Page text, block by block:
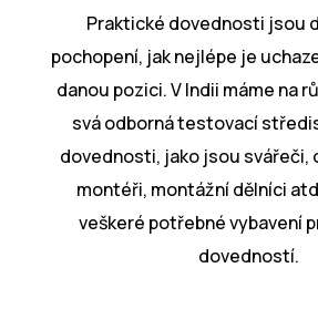
Praktické dovednosti jsou
pochopení, jak nejlépe je
danou pozici. V Indii máme na
svá odborná testovací
dovednosti, jako jsou svářeči,
montéři, montážní dělníci
veškeré potřebné vybavení
dovedností.